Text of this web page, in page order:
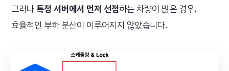
그러나 특정 서버에서 먼저 선점하는 차량이 많은 경우,
효율적인 부하 분산이 이루어지지 않았습니다.